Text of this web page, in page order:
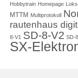
Hobbytrain Homepage
MTTM Multiprotokoll
rautenhaus
8-V1 SD-8-V2 SD-
SX-